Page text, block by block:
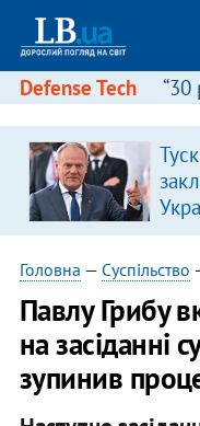
Defense Tech “30
Головна — Суспільство
Павлу Грибу
на засіданні
зупинив